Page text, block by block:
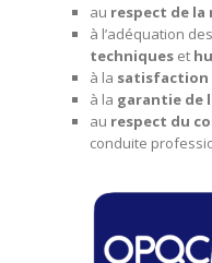
au respect de
à l’adéquation des
techniques et
à la satisfaction
à la garantie de
au respect du
conduite